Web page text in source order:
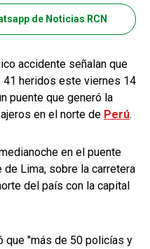
de Noticias RCN
accidente señalan que
41 heridos este viernes 14
puente que generó la
en el norte de Perú.
en el puente
de Lima, sobre la carretera
del país con la capital
que "más de 50 policías y